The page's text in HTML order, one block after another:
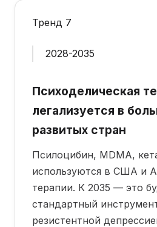
Тренд 7
2028-2035
Психоделическая
легализуется в
развитых стран
Псилоцибин, MDMA,
используются в США и
терапии. К 2035 — это
стандартный
резистентной